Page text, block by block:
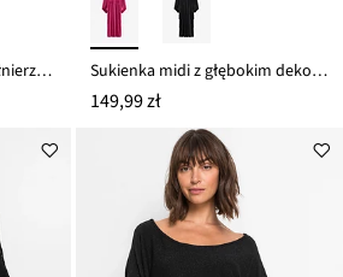
Sukienka szyfonowa z kołnierzykiem i ozdobnym detalem Sukienka midi z głębokim dekoltem
149,99 zł